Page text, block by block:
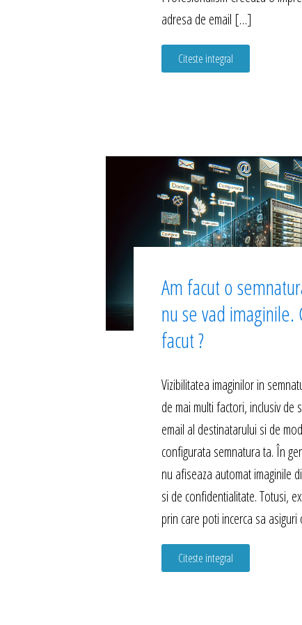
adresa de email […]
Citeste integral
Am facut o
nu se vad imaginile.
facut ?
Vizibilitatea imaginilor in
de mai multi factori, inclusiv de
email al destinatarului si de
configurata semnatura ta. În
nu afiseaza automat imaginile
si de confidentialitate. Totusi,
prin care poti incerca sa
Citeste integral